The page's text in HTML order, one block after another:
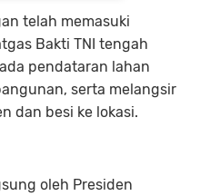
telah memasuki
Bakti TNI tengah
pendataran lahan
serta melangsir
dan besi ke lokasi.
oleh Presiden